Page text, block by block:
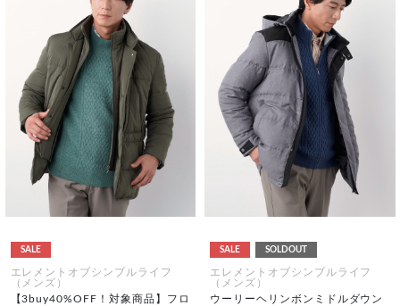
SALE
エレメントオブシンプルライフ
（メンズ）
【3buy40%OFF！対象商品】フロ
SALE SOLDOUT
エレメントオブシンプルライフ
（メンズ）
ウーリーヘリンボンミドルダウン